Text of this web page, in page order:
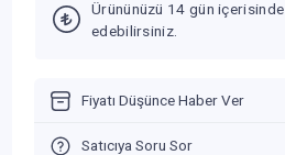
Ürününüzü 14 gün
edebilirsiniz.
Fiyatı Düşünce Haber Ver
Satıcıya Soru Sor